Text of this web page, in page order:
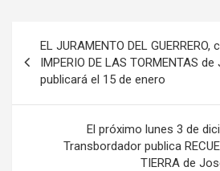
de
entradas
EL JURAMENTO DEL
IMPERIO DE LAS TORMENTAS
publicará el 15 de enero
El próximo lunes 3 de
Transbordador publica
TIERRA de